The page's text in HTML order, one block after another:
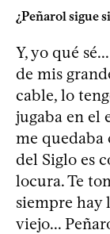
¿Peñarol sigue
Y, yo qué
de mis
cable, lo
jugaba en el
me quedaba
del Siglo es
locura. Te
siempre hay
viejo...